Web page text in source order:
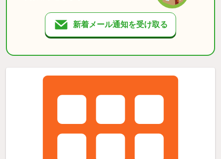
新着メール通知を受け取る